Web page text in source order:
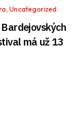
, Uncategorized
má už 13